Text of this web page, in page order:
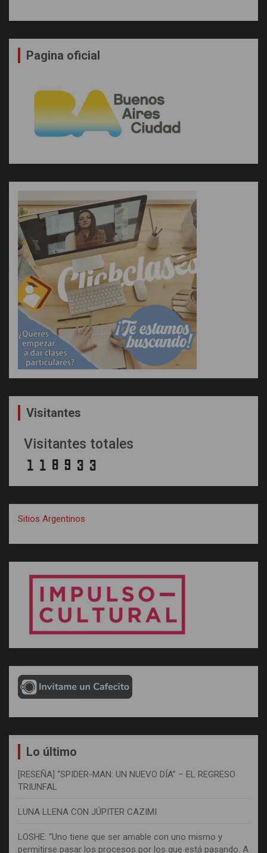
Pagina oficial
Visitantes
Visitantes totales
Sitios Argentinos
Lo último
[RESEÑA] “SPIDER-MAN: UN NUEVO DÍA” – EL REGRESO
TRIUNFAL
LUNA LLENA CON JÚPITER CAZIMI
LOSHE: “Uno tiene que ser amable con uno mismo y
permitirse pasar los procesos por los que está pasando. A